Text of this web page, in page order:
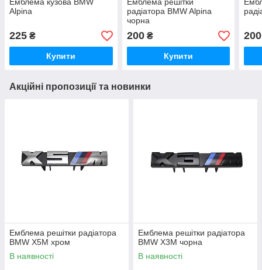
Емблема кузова BMW
Alpina
225 ₴
Купити
Емблема решітки
радіатора BMW Alpina
чорна
200₴
Купити
200
Акційні пропозиції та новинки
Емблема решітки радіатора
BMW X5M хром
В наявності
Емблема решітки радіатора
BMW X3M чорна
В наявності